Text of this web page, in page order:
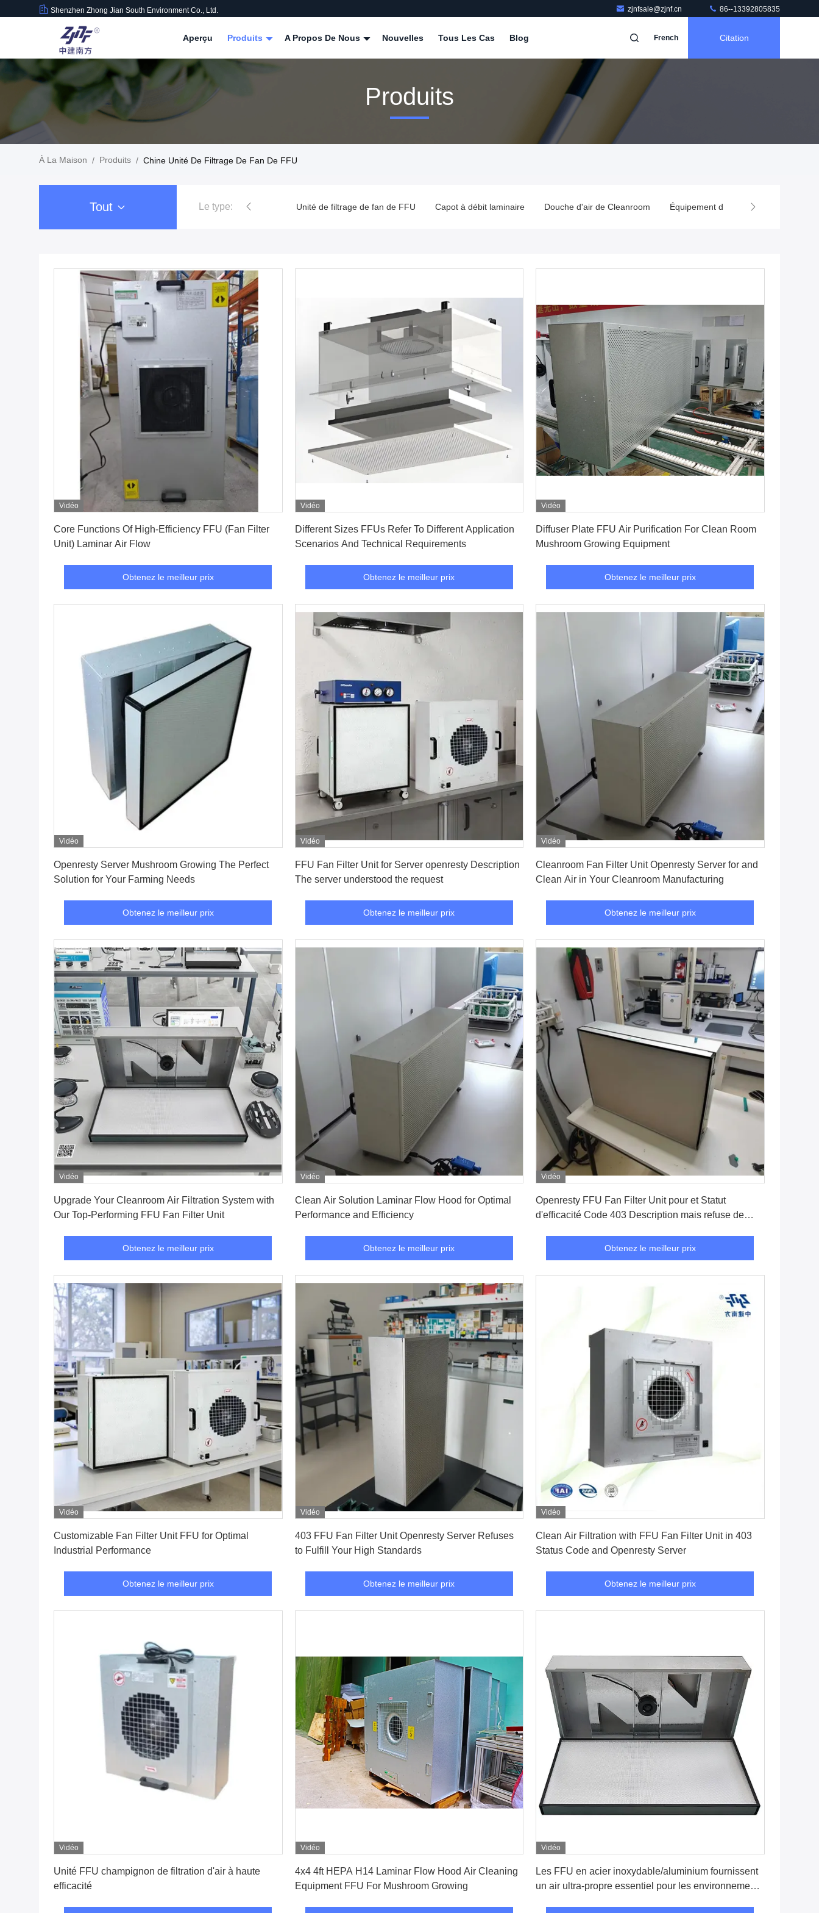
Shenzhen Zhong Jian South Environment Co., Ltd. zjnfsale@zjnf.cn 86--13392805835
Aperçu Produits A Propos De Nous Nouvelles Tous Les Cas Blog French Citation
Produits
À La Maison / Produits / Chine Unité De Filtrage De Fan De FFU
Tout Le type: Unité de filtrage de fan de FFU Capot à débit laminaire Douche d'air de Cleanroom Équipement des salles blanches
Vidéo
Core Functions Of High-Efficiency FFU (Fan Filter
Unit) Laminar Air Flow
Obtenez le meilleur prix
Vidéo
Different Sizes FFUs Refer To Different Application
Scenarios And Technical Requirements
Obtenez le meilleur prix
Vidéo
Diffuser Plate FFU Air Purification For Clean Room
Mushroom Growing Equipment
Obtenez le meilleur prix
Vidéo
Openresty Server Mushroom Growing The Perfect
Solution for Your Farming Needs
Obtenez le meilleur prix
Vidéo
FFU Fan Filter Unit for Server openresty Description
The server understood the request
Obtenez le meilleur prix
Vidéo
Cleanroom Fan Filter Unit Openresty Server for and
Clean Air in Your Cleanroom Manufacturing
Obtenez le meilleur prix
Vidéo
Upgrade Your Cleanroom Air Filtration System with
Our Top-Performing FFU Fan Filter Unit
Obtenez le meilleur prix
Vidéo
Clean Air Solution Laminar Flow Hood for Optimal
Performance and Efficiency
Obtenez le meilleur prix
Vidéo
Openresty FFU Fan Filter Unit pour et Statut
d'efficacité Code 403 Description mais refuse de
Obtenez le meilleur prix
Vidéo
Customizable Fan Filter Unit FFU for Optimal
Industrial Performance
Obtenez le meilleur prix
Vidéo
403 FFU Fan Filter Unit Openresty Server Refuses
to Fulfill Your High Standards
Obtenez le meilleur prix
Vidéo
Clean Air Filtration with FFU Fan Filter Unit in 403
Status Code and Openresty Server
Obtenez le meilleur prix
Vidéo
Unité FFU champignon de filtration d'air à haute
efficacité
Vidéo
4x4 4ft HEPA H14 Laminar Flow Hood Air Cleaning
Equipment FFU For Mushroom Growing
Vidéo
Les FFU en acier inoxydable/aluminium fournissent
un air ultra-propre essentiel pour les environnements